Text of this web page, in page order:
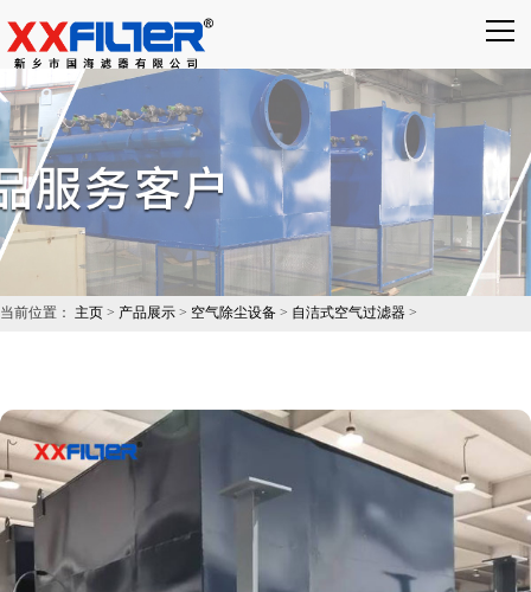
搜索
×
当前位置： 主页 > 产品展示 > 空气除尘设备 > 自洁式空气过滤器 >